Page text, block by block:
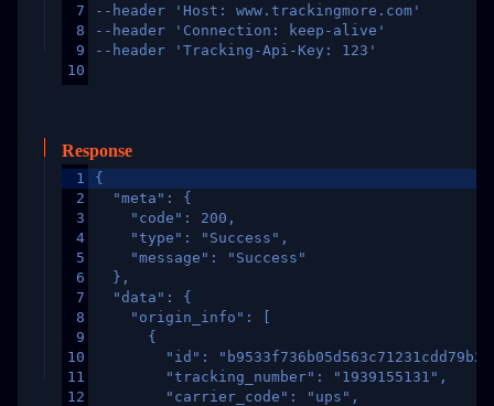
7
8
9
10
--header 'Host: www.trackingmore.com'
--header 'Connection: keep-alive'
--header 'Tracking-Api-Key: 123'
Response
1
2
3
4
5
6
7
8
9
10
11
12
{
  "meta": {
    "code": 200,
    "type": "Success",
    "message": "Success"
  },
  "data": {
    "origin_info": [
      {
"id":
        "tracking_number": "1939155131",
        "carrier_code": "ups",